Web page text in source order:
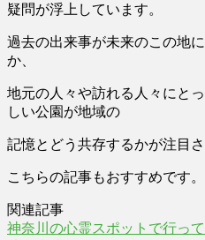
疑問が浮上しています。
過去の出来事が未来のこの地
か、
地元の人々や訪れる人々にと
しい公園が地域の
記憶とどう共存するかが注目さ
こちらの記事もおすすめです。
関連記事
神奈川の心霊スポットで行っ